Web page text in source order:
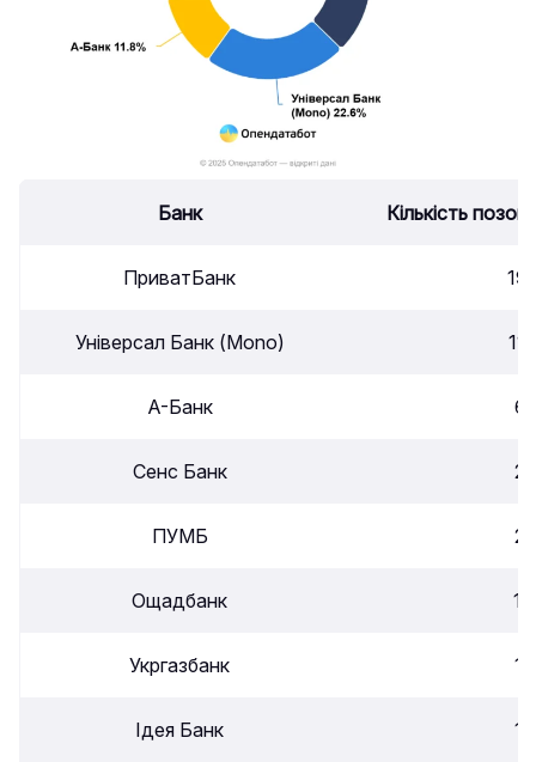
Банк Кількість
ПриватБанк
Універсал Банк (Mono)
А-Банк
Сенс Банк
ПУМБ
Ощадбанк
Укргазбанк
Ідея Банк